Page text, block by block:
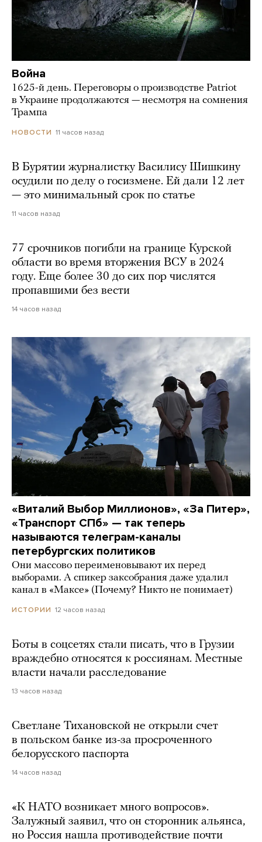
Война
1625-й день. Переговоры о производстве Patriot
в Украине продолжаются — несмотря на сомнения
Трампа
НОВОСТИ 11 часов назад
В Бурятии журналистку Василису Шишкину
осудили по делу о госизмене. Ей дали 12 лет
— это минимальный срок по статье
11 часов назад
77 срочников погибли на границе Курской
области во время вторжения ВСУ в 2024
году. Еще более 30 до сих пор числятся
пропавшими без вести
14 часов назад
«Виталий Выбор Миллионов», «За Питер»,
«Транспорт СПб» — так теперь
называются телеграм-каналы
петербургских политиков
Они массово переименовывают их перед
выборами. А спикер заксобрания даже удалил
канал в «Максе» (Почему? Никто не понимает)
ИСТОРИИ 12 часов назад
Боты в соцсетях стали писать, что в Грузии
враждебно относятся к россиянам. Местные
власти начали расследование
13 часов назад
Светлане Тихановской не открыли счет
в польском банке из-за просроченного
белорусского паспорта
14 часов назад
«К НАТО возникает много вопросов».
Залужный заявил, что он сторонник альянса,
но Россия нашла противодействие почти